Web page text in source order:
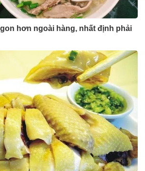
hơn ngoài hàng, nhất định phải